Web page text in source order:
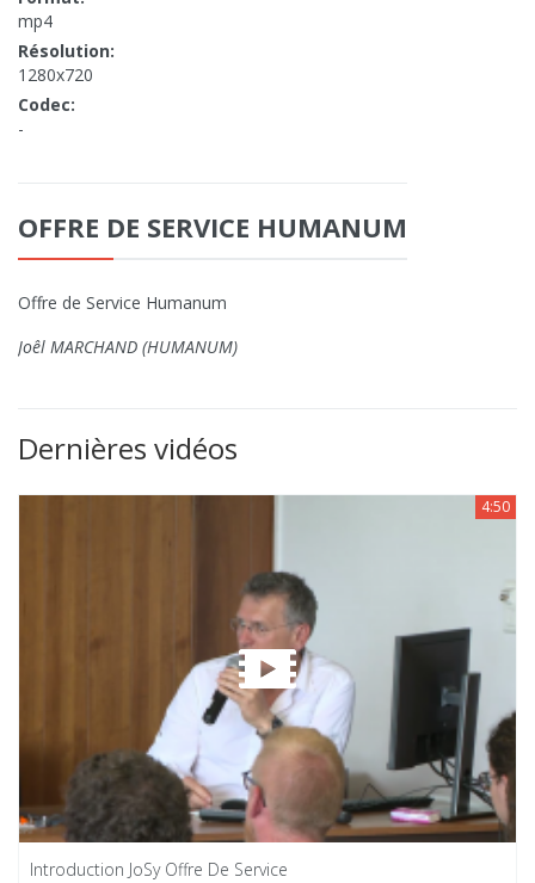
mp4
Résolution:
1280x720
Codec:
-
OFFRE DE SERVICE HUMANUM
Offre de Service Humanum
Joêl MARCHAND (HUMANUM)
Dernières vidéos
4:50
Introduction JoSy Offre De Service